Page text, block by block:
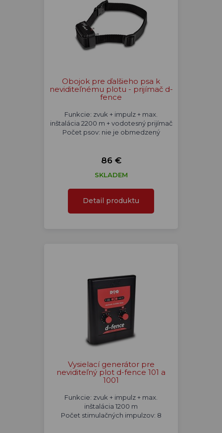
Obojok pre ďalšieho psa k
neviditeľnému plotu - prijímač d-
fence
Funkcie: zvuk + impulz + max.
inštalácia 2200 m + vodotesný prijímač
Počet psov: nie je obmedzený
86 €
SKLADEM
Detail produktu
Vysielací generátor pre
neviditeľný plot d-fence 101 a
1001
Funkcie: zvuk + impulz + max.
inštalácia 1200 m
Počet stimulačných impulzov: 8